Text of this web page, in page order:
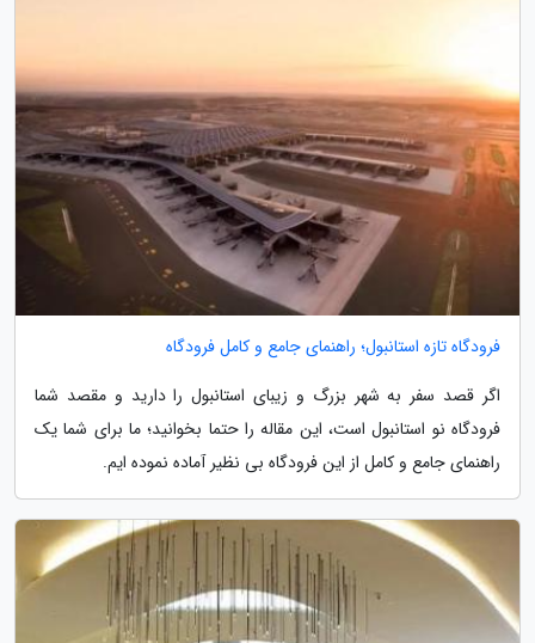
فرودگاه تازه استانبول؛ راهنمای جامع و کامل فرودگاه
اگر قصد سفر به شهر بزرگ و زیبای استانبول را دارید و مقصد شما
فرودگاه نو استانبول است، این مقاله را حتما بخوانید؛ ما برای شما یک
راهنمای جامع و کامل از این فرودگاه بی نظیر آماده نموده ایم.